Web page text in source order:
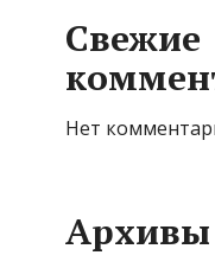
Свежие
Нет
Архивы